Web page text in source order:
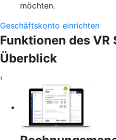
möchten.
Geschäftskonto einrichten
Funktionen des VR
Überblick
‹